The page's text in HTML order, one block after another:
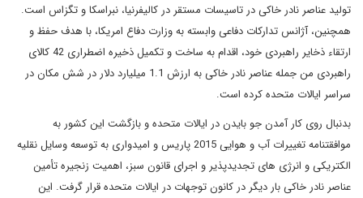
تولید عناصر نادر خاکی در تاسیسات مستقر در کالیفرنیا، نبراسکا و تگزاس است.
همچنین، آژانس تدارکات دفاعی وابسته به وزارت دفاع امریکا، با هدف حفظ و
ارتقاء ذخایر راهبردی خود، اقدام به ساخت و تکمیل ذخیره اضطراری 42 کالای
راهبردی من جمله عناصر نادر خاکی به ارزش 1.1 میلیارد دلار در شش مکان در
سراسر ایالات متحده کرده است.
بدنبال روی کار آمدن جو بایدن در ایالات متحده و بازگشت این کشور به
موافقتنامه تغییرات آب و هوایی 2015 پاریس و امیدواری به توسعه وسایل نقلیه
الکتریکی و انرژی های تجدیدپذیر و اجرای قانون سبز، اهمیت زنجیره تأمین
عناصر نادر خاکی بار دیگر در کانون توجهات در ایالات متحده قرار گرفت. این